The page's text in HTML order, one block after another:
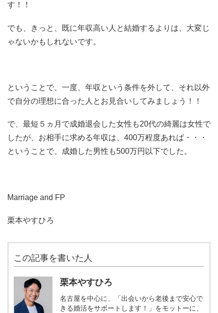
す！！
でも、きっと、既に年収高い人と結婚するよりは、大変じ
ゃないかもしれないです。
ということで、一度、年収という条件を外して、それ以外
で自分の理想に合った人とお見合いしてみましょう！！
で、最短５ヵ月で成婚退会した女性も20代の綺麗は女性で
したが、お相手に求める年収は、400万程度あれば・・・
ということで、成婚した男性も500万円以下でした。
Marriage and FP
栗本やすひろ
この記事を書いた人
栗本やすひろ
名古屋を中心に、「出会いから老後まで安心で
きる婚活をサポートします！」をモットーに、